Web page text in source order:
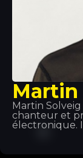
Martin
Martin
chanteur et
électronique.
tant pour